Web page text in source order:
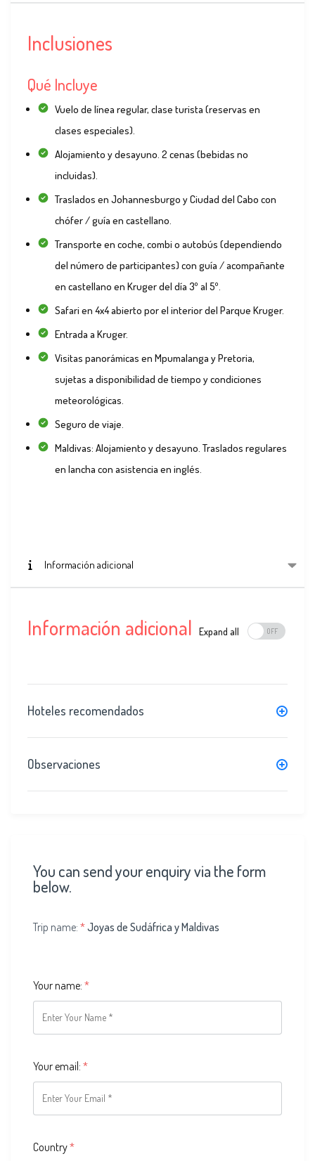
Inclusiones
Qué Incluye
Vuelo de línea regular, clase turista (reservas en
clases especiales).
Alojamiento y desayuno. 2 cenas (bebidas no
incluidas).
Traslados en Johannesburgo y Ciudad del Cabo con
chófer / guía en castellano.
Transporte en coche, combi o autobús (dependiendo
del número de participantes) con guía / acompañante
en castellano en Kruger del día 3º al 5º.
Safari en 4x4 abierto por el interior del Parque Kruger.
Entrada a Kruger.
Visitas panorámicas en Mpumalanga y Pretoria,
sujetas a disponibilidad de tiempo y condiciones
meteorológicas.
Seguro de viaje.
Maldivas: Alojamiento y desayuno. Traslados regulares
en lancha con asistencia en inglés.
Información adicional
Información adicional Expand all
Hoteles recomendados
Observaciones
You can send your enquiry via the form
below.
Trip name: *Joyas de Sudáfrica y Maldivas
Your name: *
Your email: *
Country*